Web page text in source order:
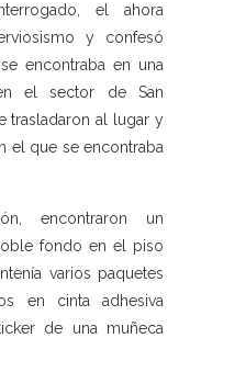
el ahora
y confesó
encontraba en una
el sector de San
trasladaron al lugar y
el que se encontraba
encontraron un
fondo en el piso
varios paquetes
en cinta adhesiva
de una muñeca